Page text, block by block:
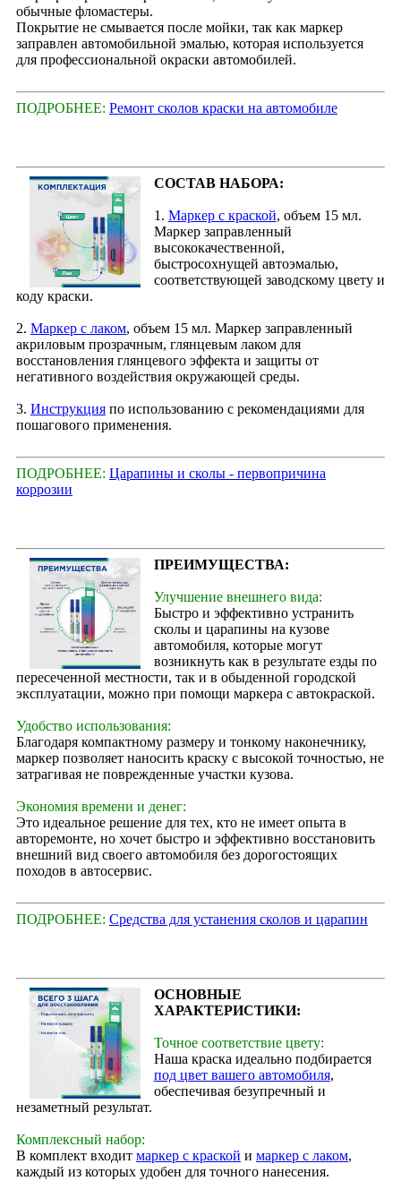
обычные фломастеры.
Покрытие не смывается после мойки, так как маркер
заправлен автомобильной эмалью, которая используется
для профессиональной окраски автомобилей.
ПОДРОБНЕЕ: Ремонт сколов краски на автомобиле
СОСТАВ НАБОРА:
1. Маркер с краской, объем 15 мл.
Маркер заправленный
высококачественной,
быстросохнущей автоэмалью,
соответствующей заводскому цвету и
коду краски.
2. Маркер с лаком, объем 15 мл. Маркер заправленный
акриловым прозрачным, глянцевым лаком для
восстановления глянцевого эффекта и защиты от
негативного воздействия окружающей среды.
3. Инструкция по использованию с рекомендациями для
пошагового применения.
ПОДРОБНЕЕ: Царапины и сколы - первопричина
коррозии
ПРЕИМУЩЕСТВА:
Улучшение внешнего вида:
Быстро и эффективно устранить
сколы и царапины на кузове
автомобиля, которые могут
возникнуть как в результате езды по
пересеченной местности, так и в обыденной городской
эксплуатации, можно при помощи маркера с автокраской.
Удобство использования:
Благодаря компактному размеру и тонкому наконечнику,
маркер позволяет наносить краску с высокой точностью, не
затрагивая не поврежденные участки кузова.
Экономия времени и денег:
Это идеальное решение для тех, кто не имеет опыта в
авторемонте, но хочет быстро и эффективно восстановить
внешний вид своего автомобиля без дорогостоящих
походов в автосервис.
ПОДРОБНЕЕ: Средства для устанения сколов и царапин
ОСНОВНЫЕ
ХАРАКТЕРИСТИКИ:
Точное соответствие цвету:
Наша краска идеально подбирается
под цвет вашего автомобиля,
обеспечивая безупречный и
незаметный результат.
Комплексный набор:
В комплект входит маркер с краской и маркер с лаком,
каждый из которых удобен для точного нанесения.